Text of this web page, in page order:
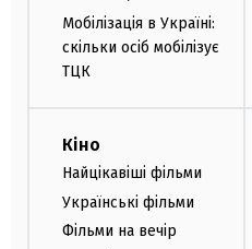
Мобілізація в Україні:
скільки осіб мобілізує
ТЦК
Кіно
Найцікавіші фільми
Українські фільми
Фільми на вечір